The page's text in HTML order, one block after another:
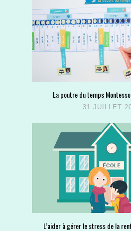
La poutre du temps
31 JUILLET
L’aider à gérer le stress de la